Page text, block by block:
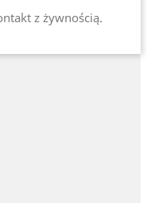
z żywnością.